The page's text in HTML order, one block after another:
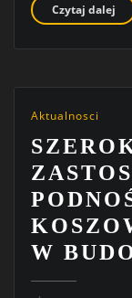
Czytaj dalej
Aktualnosci
W